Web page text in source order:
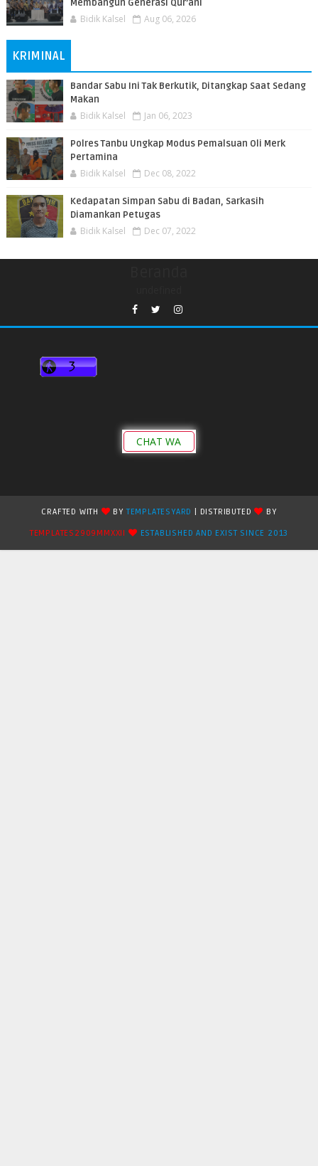
Membangun Generasi Qur’ani
Bidik Kalsel Aug 06, 2026
KRIMINAL
Bandar Sabu Ini Tak Berkutik, Ditangkap Saat Sedang
Makan
Bidik Kalsel Jan 06, 2023
Polres Tanbu Ungkap Modus Pemalsuan Oli Merk
Pertamina
Bidik Kalsel Dec 08, 2022
Kedapatan Simpan Sabu di Badan, Sarkasih
Diamankan Petugas
Bidik Kalsel Dec 07, 2022
CHAT WA
CRAFTED WITH BYTEMPLATESYARD | DISTRIBUTED
BY
TEMPLATES2909MMXXII
ESTABLISHED AND EXIST SINCE 2013